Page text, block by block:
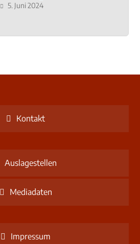
Schulzentrum-Neubau
5. Juni 2024
Kontakt
Auslagestellen
Mediadaten
Impressum